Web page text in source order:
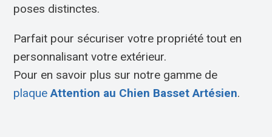
poses distinctes.
Parfait pour sécuriser votre propriété tout en
personnalisant votre extérieur.
Pour en savoir plus sur notre gamme de
plaqueAttention au Chien Basset Artésien.